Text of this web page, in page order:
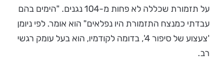
על תזמורת שכללה לא פחות מ-104 נגנים. "הימים בהם
עבדתי כמנצח התזמורת היו נפלאים" הוא אומר. לפי ניומן
'צעצוע של סיפור 4', בדומה לקודמיו, הוא בעל עומק רגשי
רב.